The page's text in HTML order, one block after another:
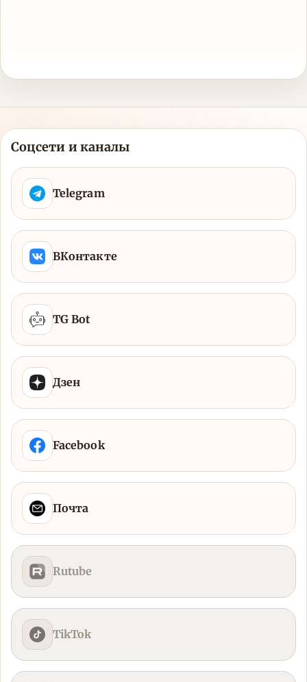
Соцсети и каналы
Telegram
ВКонтакте
TG Bot
Дзен
Facebook
Почта
Rutube
TikTok